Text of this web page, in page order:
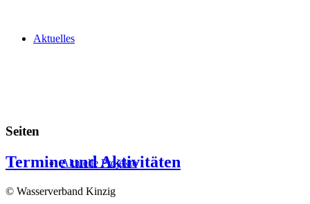
Aktuelles
Aktuelle Projekte
Seiten
Termine und Aktivitäten
© Wasserverband Kinzig